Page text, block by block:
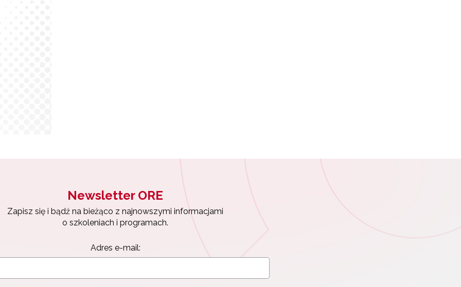
Newsletter ORE
Zapisz się i bądź na bieżąco z najnowszymi informacjami
o szkoleniach i programach.
Adres e-mail: